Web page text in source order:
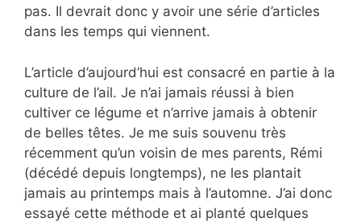
pas. Il devrait donc y avoir une série d’articles
dans les temps qui viennent.
L’article d’aujourd’hui est consacré en partie à la
culture de l’ail. Je n’ai jamais réussi à bien
cultiver ce légume et n’arrive jamais à obtenir
de belles têtes. Je me suis souvenu très
récemment qu’un voisin de mes parents, Rémi
(décédé depuis longtemps), ne les plantait
jamais au printemps mais à l’automne. J’ai donc
essayé cette méthode et ai planté quelques